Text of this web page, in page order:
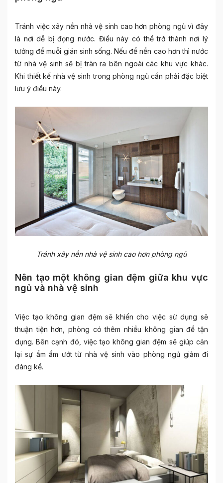
Tránh việc xây nền nhà vệ sinh cao hơn phòng ngủ vì đây
là nơi dễ bị đọng nước. Điều này có thể trở thành nơi lý
tưởng để muỗi gián sinh sống. Nếu để nền cao hơn thì nước
từ nhà vệ sinh sẽ bị tràn ra bên ngoài các khu vực khác.
Khi thiết kế nhà vệ sinh trong phòng ngủcần phải đặc biệt
lưu ý điều này.
Tránh xây nền nhà vệ sinh cao hơn phòng ngủ
Nên tạo một không gian đệm giữa khu vực
ngủ và nhà vệ sinh
Việc tạo không gian đệm sẽ khiến cho việc sử dụng sẽ
thuận tiện hơn, phòng có thêm nhiều không gian để tận
dụng. Bên cạnh đó, việc tạo không gian đệm sẽ giúp cản
lại sự ẩm ẩm ướt từ nhà vệ sinh vào phòng ngủ giảm đi
đáng kể.